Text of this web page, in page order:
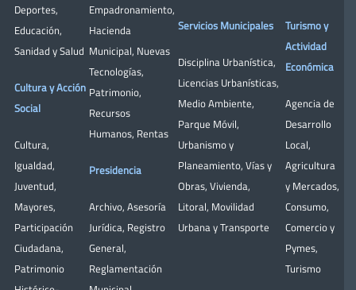
Deportes,
Educación,
Sanidad y Salud
Cultura y Acción
Social
Cultura,
Igualdad,
Juventud,
Mayores,
Participación
Ciudadana,
Patrimonio
Empadronamiento,
Hacienda
Municipal, Nuevas
Tecnologías,
Patrimonio,
Recursos
Humanos, Rentas
Presidencia
Archivo, Asesoría
Jurídica, Registro
General,
Reglamentación
Servicios Municipales
Disciplina Urbanística,
Licencias Urbanísticas,
Medio Ambiente,
Parque Móvil,
Urbanismo y
Planeamiento, Vías y
Obras, Vivienda,
Litoral, Movilidad
Urbana y Transporte
Turismo y
Actividad
Económica
Agencia de
Desarrollo
Local,
Agricultura
y Mercados,
Consumo,
Comercio y
Pymes,
Turismo